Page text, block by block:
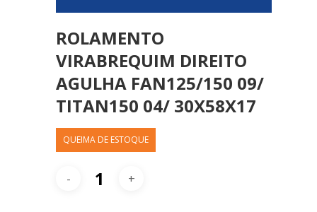
ROLAMENTO
VIRABREQUIM DIREITO
AGULHA FAN125/150 09/
TITAN150 04/ 30X58X17
QUEIMA DE ESTOQUE